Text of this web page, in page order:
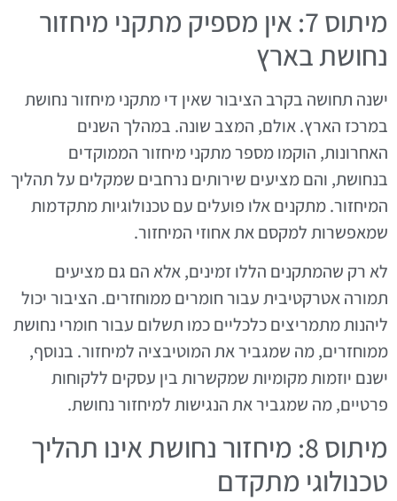
מיתוס 7: אין מספיק מתקני מיחזור
נחושת בארץ
ישנה תחושה בקרב הציבור שאין די מתקני מיחזור נחושת
במרכז הארץ. אולם, המצב שונה. במהלך השנים
האחרונות, הוקמו מספר מתקני מיחזור הממוקדים
בנחושת, והם מציעים שירותים נרחבים שמקלים על תהליך
המיחזור. מתקנים אלו פועלים עם טכנולוגיות מתקדמות
שמאפשרות למקסם את אחוזי המיחזור.
לא רק שהמתקנים הללו זמינים, אלא הם גם מציעים
תמורה אטרקטיבית עבור חומרים ממוחזרים. הציבור יכול
ליהנות מתמריצים כלכליים כמו תשלום עבור חומרי נחושת
ממוחזרים, מה שמגביר את המוטיבציה למיחזור. בנוסף,
ישנם יוזמות מקומיות שמקשרות בין עסקים ללקוחות
פרטיים, מה שמגביר את הנגישות למיחזור נחושת.
מיתוס 8: מיחזור נחושת אינו תהליך
טכנולוגי מתקדם